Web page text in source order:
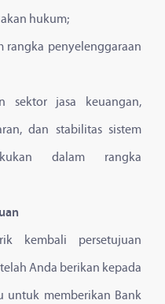
hukum;
rangka penyelenggaraan
sektor jasa keuangan,
dan stabilitas sistem
dalam rangka
kembali persetujuan
Anda berikan kepada
untuk memberikan Bank